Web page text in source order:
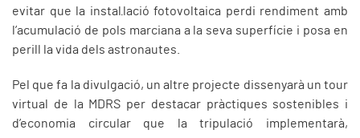
evitar que la instal·lació fotovoltaica perdi rendiment amb
l’acumulació de pols marciana a la seva superfície i posa en
perill la vida dels astronautes.
Pel que fa la divulgació, un altre projecte dissenyarà un tour
virtual de la MDRS per destacar pràctiques sostenibles i
d’economia circular que la tripulació implementarà,